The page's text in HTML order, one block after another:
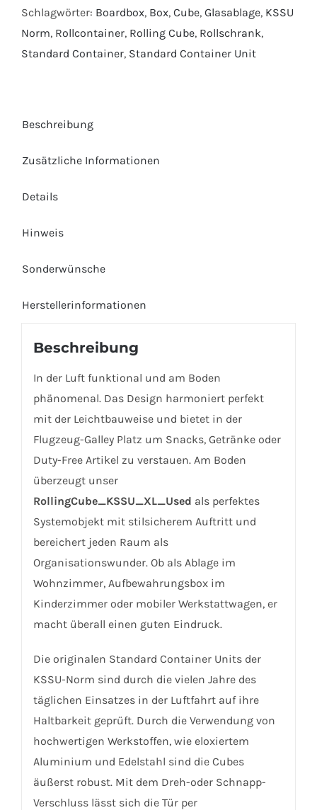
Schlagwörter: Boardbox, Box, Cube, Glasablage, KSSU
Norm, Rollcontainer, Rolling Cube, Rollschrank,
Standard Container, Standard Container Unit
Beschreibung
Zusätzliche Informationen
Details
Hinweis
Sonderwünsche
Herstellerinformationen
Beschreibung
In der Luft funktional und am Boden
phänomenal. Das Design harmoniert perfekt
mit der Leichtbauweise und bietet in der
Flugzeug-Galley Platz um Snacks, Getränke oder
Duty-Free Artikel zu verstauen. Am Boden
überzeugt unser
RollingCube_KSSU_XL_Used als perfektes
Systemobjekt mit stilsicherem Auftritt und
bereichert jeden Raum als
Organisationswunder. Ob als Ablage im
Wohnzimmer, Aufbewahrungsbox im
Kinderzimmer oder mobiler Werkstattwagen, er
macht überall einen guten Eindruck.
Die originalen Standard Container Units der
KSSU-Norm sind durch die vielen Jahre des
täglichen Einsatzes in der Luftfahrt auf ihre
Haltbarkeit geprüft. Durch die Verwendung von
hochwertigen Werkstoffen, wie eloxiertem
Aluminium und Edelstahl sind die Cubes
äußerst robust. Mit dem Dreh-oder Schnapp-
Verschluss lässt sich die Tür per